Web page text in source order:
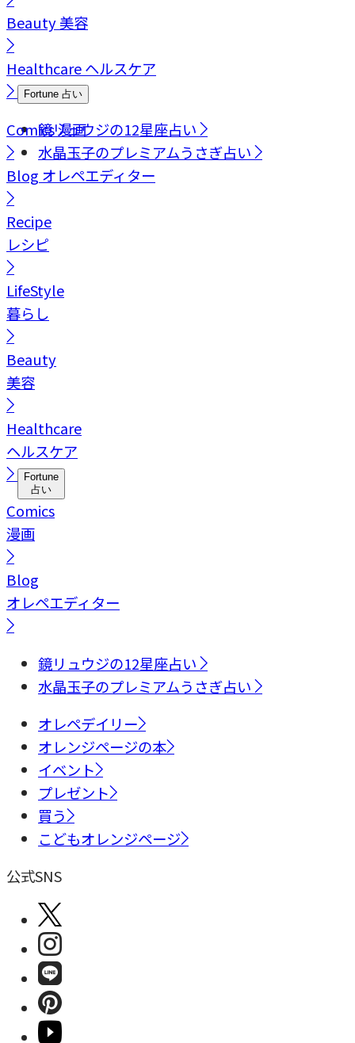
Beauty美容
Healthcareヘルスケア
Fortune 占い
鏡リュウジの12星座占い
水晶玉子のプレミアムうさぎ占い
Comics漫画
Blog オレペエディター
Recipe
レシピ
LifeStyle
暮らし
Beauty
美容
Healthcare
ヘルスケア
Fortune
占い
Comics
漫画
Blog
オレペエディター
鏡リュウジの12星座占い
水晶玉子のプレミアムうさぎ占い
オレペデイリー
オレンジページの本
イベント
プレゼント
買う
こどもオレンジページ
公式SNS